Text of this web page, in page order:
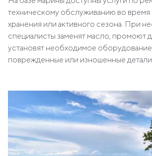
техническому обслуживанию во время
хранения или активного сезона. При
специалисты заменят масло, промоют
установят необходимое
поврежденные или изношенные